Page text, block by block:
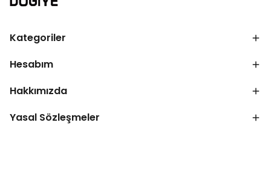
Kategoriler
Hesabım
Hakkımızda
Yasal Sözleşmeler